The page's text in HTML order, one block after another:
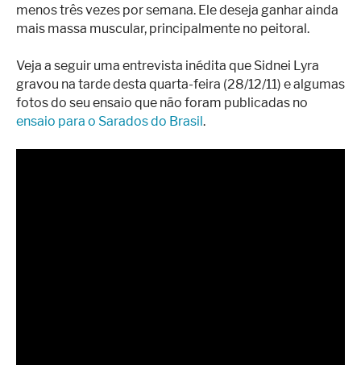
menos três vezes por semana. Ele deseja ganhar ainda
mais massa muscular, principalmente no peitoral.
Veja a seguir uma entrevista inédita que Sidnei Lyra
gravou na tarde desta quarta-feira (28/12/11) e algumas
fotos do seu ensaio que não foram publicadas no
ensaio para o Sarados do Brasil.